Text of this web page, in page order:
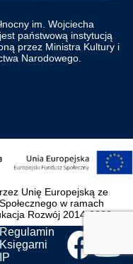
im. Wojciecha
państwową instytucją
przez Ministra Kultury i
Narodowego.
Unię Europejską ze
w ramach
Rozwój 2014-2020.
Regulamin
Księgarni
IP